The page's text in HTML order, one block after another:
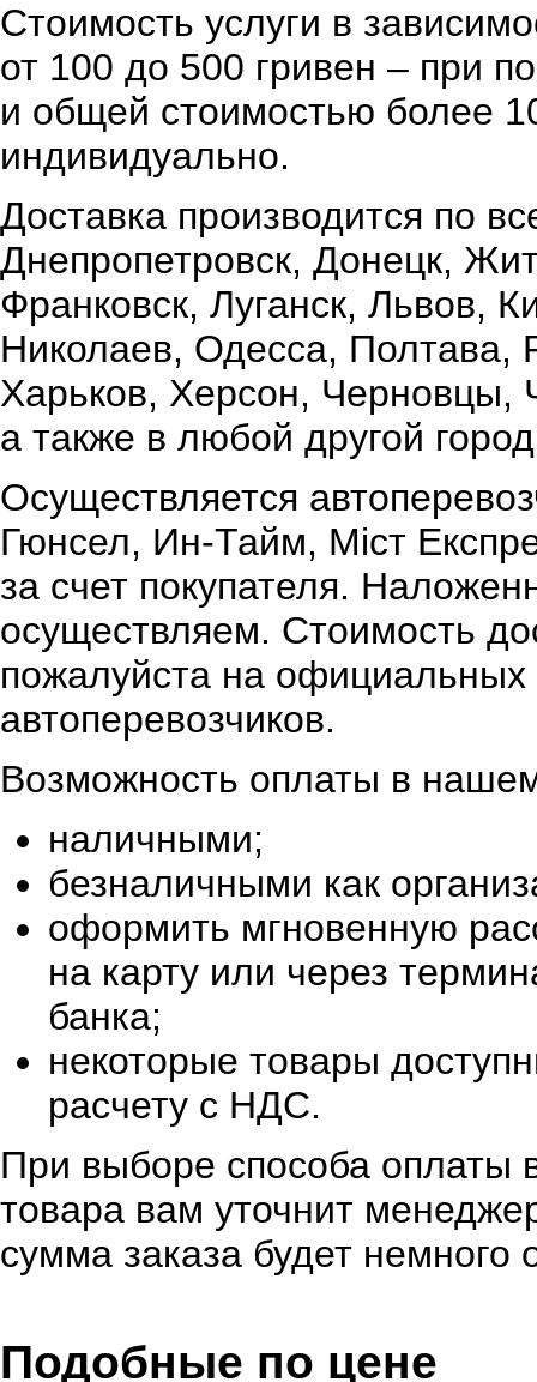
Стоимость услуги в
от 100 до 500 гривен – при
и общей стоимостью более
индивидуально.
Доставка производится по
Днепропетровск, Донецк,
Франковск, Луганск, Львов,
Николаев, Одесса,
Харьков, Херсон, Черновцы,
а также в любой другой
Осуществляется
Гюнсел, Ин-Тайм, Міст
за счет покупателя.
осуществляем. Стоимость
пожалуйста на официальных
автоперевозчиков.
Возможность оплаты в
наличными;
безналичными как
оформить мгновенную
на карту или через
банка;
некоторые товары
расчету с НДС.
При выборе способа оплаты
товара вам уточнит
сумма заказа будет немного
Подобные по цене